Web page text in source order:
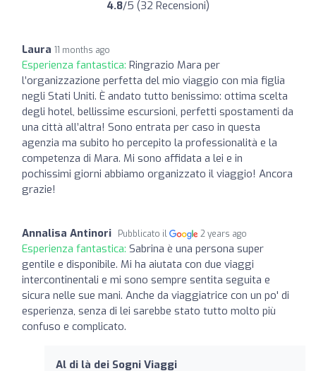
4.8/5 (32 Recensioni)
Laura 11 months ago
Esperienza fantastica: Ringrazio Mara per
l’organizzazione perfetta del mio viaggio con mia figlia
negli Stati Uniti. È andato tutto benissimo: ottima scelta
degli hotel, bellissime escursioni, perfetti spostamenti da
una città all’altra! Sono entrata per caso in questa
agenzia ma subito ho percepito la professionalità e la
competenza di Mara. Mi sono affidata a lei e in
pochissimi giorni abbiamo organizzato il viaggio! Ancora
grazie!
Annalisa Antinori Pubblicato il 2 years ago
Esperienza fantastica: Sabrina è una persona super
gentile e disponibile. Mi ha aiutata con due viaggi
intercontinentali e mi sono sempre sentita seguita e
sicura nelle sue mani. Anche da viaggiatrice con un po' di
esperienza, senza di lei sarebbe stato tutto molto più
confuso e complicato.
Al di là dei Sogni Viaggi